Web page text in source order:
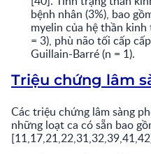
bệnh nhân (3%), bao
myelin của hệ thần
= 3), phù não tối cấp
Guillain-Barré (n = 1).
Triệu chứng lâm
Các triệu chứng lâm sàng
những loạt ca có sẵn bao